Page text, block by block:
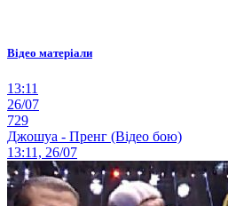
Відео матеріали
13:11
26/07
729
Джошуа - Пренг (Відео бою)
13:11, 26/07